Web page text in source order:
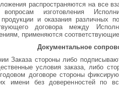
распространяются на все
изготовления
продукции и оказания различных
договора между
применяются
Документальное
Заказа стороны либо
условия заказа, либо
договоре стороны
имени без доверенностей по